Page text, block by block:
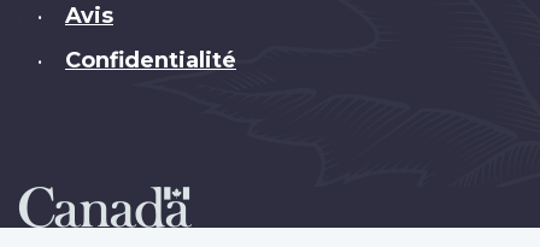
• Avis
• Confidentialité